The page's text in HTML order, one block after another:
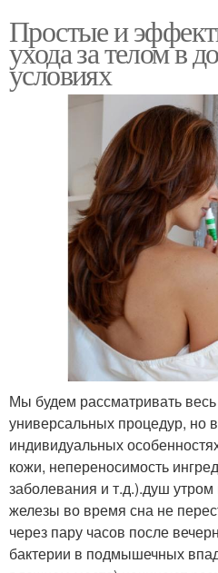
Простые и
ухода за телом в
условиях
Мы будем рассматривать
универсальных процедур, но
индивидуальных
кожи, непереносимость
заболевания и т.д.).душ
железы во время сна не
через пару часов после
бактерии в подмышечных